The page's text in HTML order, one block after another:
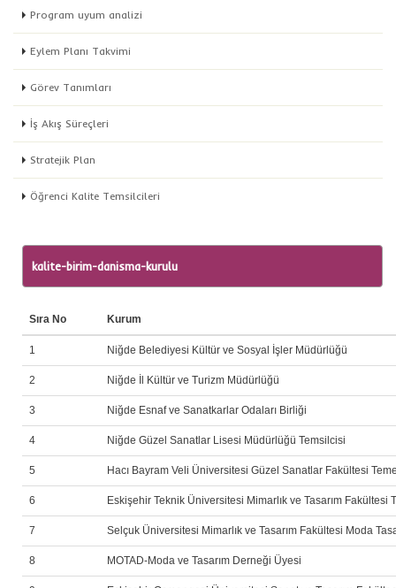
Program uyum analizi
Eylem Planı Takvimi
Görev Tanımları
İş Akış Süreçleri
Stratejik Plan
Öğrenci Kalite Temsilcileri
kalite-birim-danisma-kurulu
Sıra No
1 Niğde Belediyesi Kültür ve Sosyal İşler Müdürlüğü
2 Niğde İl Kültür ve Turizm Müdürlüğü
3 Niğde Esnaf ve Sanatkarlar Odaları Birliği
4 Niğde Güzel Sanatlar Lisesi Müdürlüğü Temsilcisi
5 Hacı Bayram Veli Üniversitesi Güzel Sanatlar Fakültesi
6 Eskişehir Teknik Üniversitesi Mimarlık ve Tasarım Fakültesi
7 Selçuk Üniversitesi Mimarlık ve Tasarım Fakültesi Moda
8 MOTAD-Moda ve Tasarım Derneği Üyesi